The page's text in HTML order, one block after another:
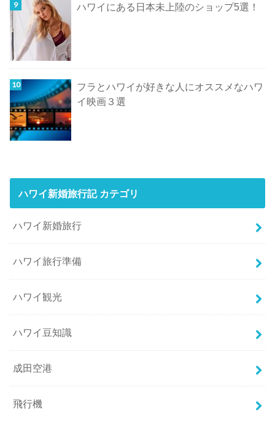
ハワイにある日本未上陸のショップ5選！
フラとハワイが好きな人にオススメなハワ
イ映画３選
ハワイ新婚旅行記 カテゴリ
ハワイ新婚旅行
ハワイ旅行準備
ハワイ観光
ハワイ豆知識
成田空港
飛行機